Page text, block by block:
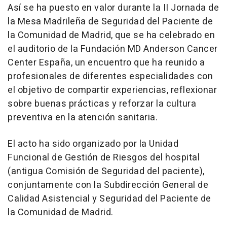
Así se ha puesto en valor durante la II Jornada de
la Mesa Madrileña de Seguridad del Paciente de
la Comunidad de Madrid, que se ha celebrado en
el auditorio de la Fundación MD Anderson Cancer
Center España, un encuentro que ha reunido a
profesionales de diferentes especialidades con
el objetivo de compartir experiencias, reflexionar
sobre buenas prácticas y reforzar la cultura
preventiva en la atención sanitaria.
El acto ha sido organizado por la Unidad
Funcional de Gestión de Riesgos del hospital
(antigua Comisión de Seguridad del paciente),
conjuntamente con la Subdirección General de
Calidad Asistencial y Seguridad del Paciente de
la Comunidad de Madrid.